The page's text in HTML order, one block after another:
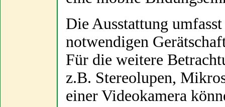
Die Ausstattung
notwendigen
Für die weitere
z.B. Stereolupen,
einer Videokamera